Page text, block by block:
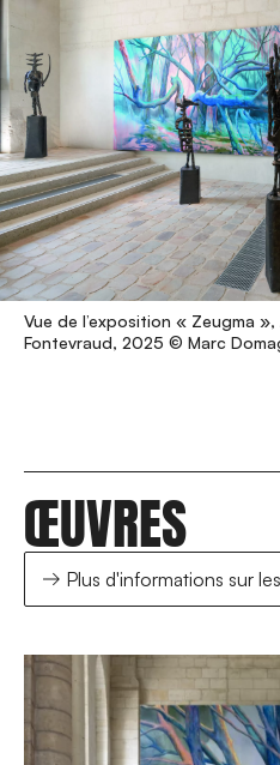
Vue de l’exposition « Zeugma », Abbaye
Vue de l’exposition « Zeugma », Abbaye
Vue de l’exposition « Zeugma
Fontevraud, 2025 © Marc
ŒUVRES
Plus d'informations sur